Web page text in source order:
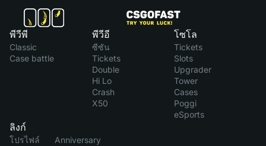
พีวีพี
Classic
Case battle
พีวีอี
ซีซัน
Tickets
Double
Hi Lo
Crash
X50
โซโล
Tickets
Slots
Upgrader
Tower
Cases
Poggi
eSports
ลิงก์
โปรไฟล์
Anniversary